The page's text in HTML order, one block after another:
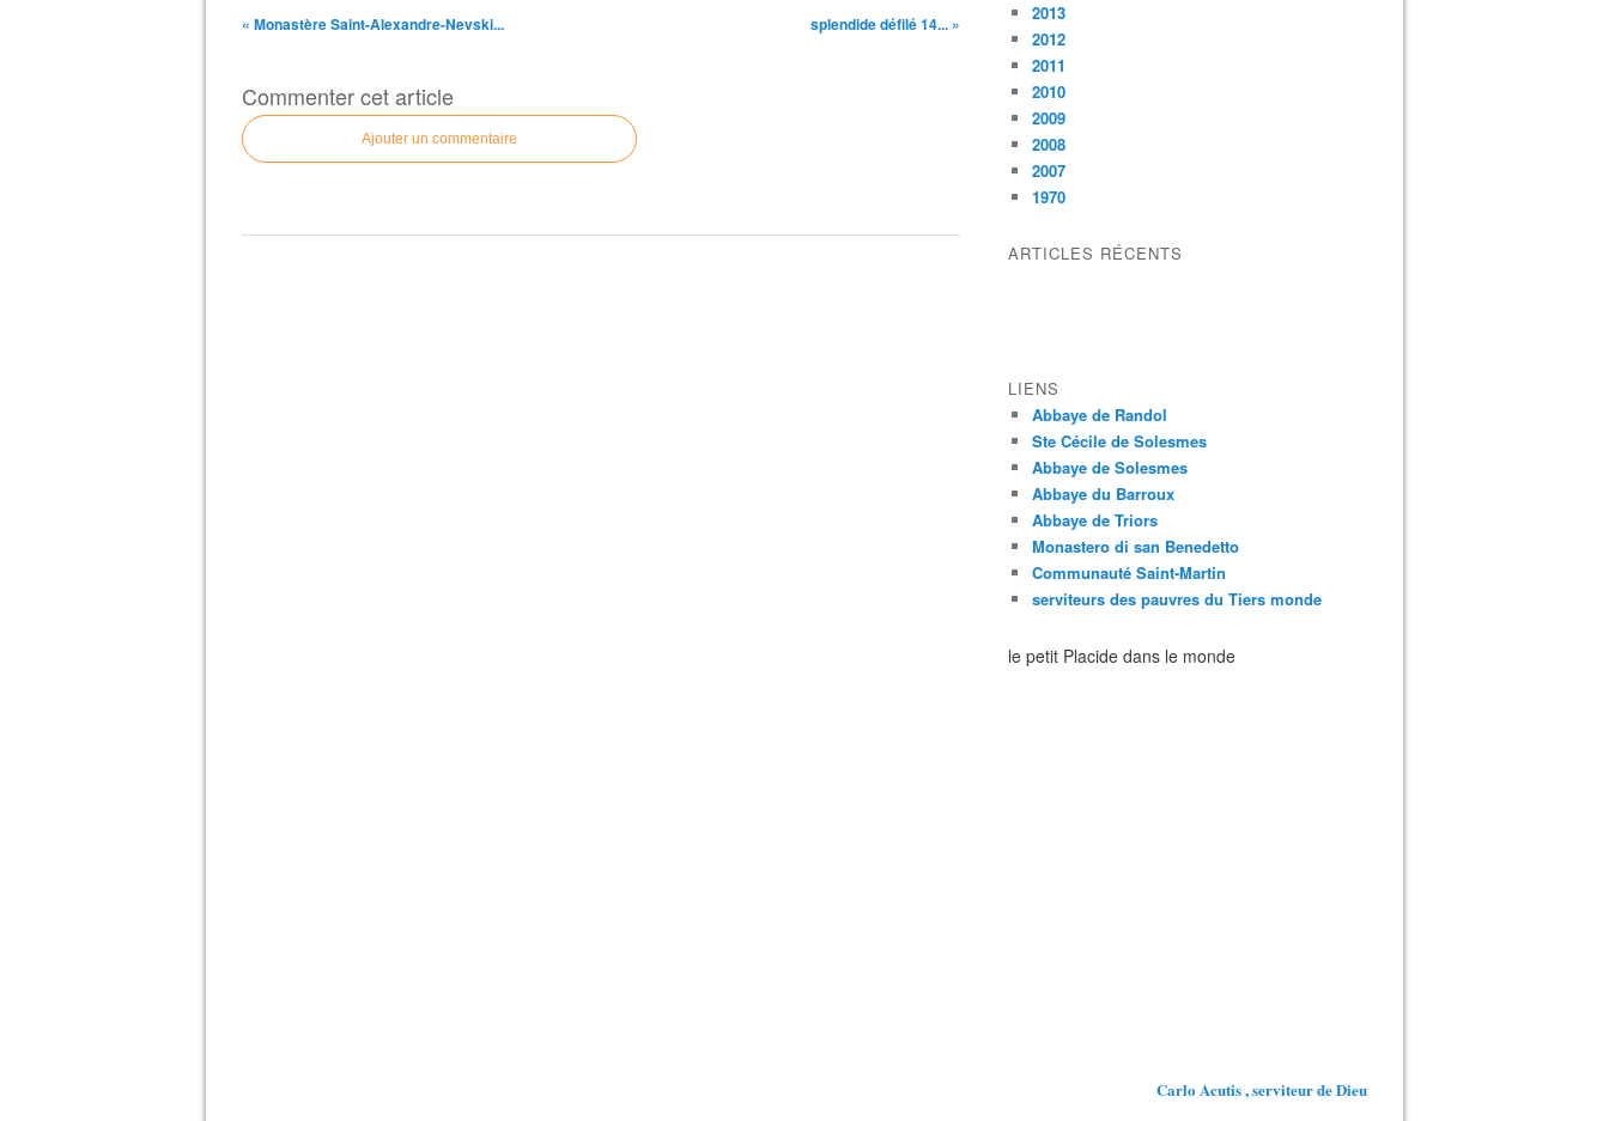
« Monastère Saint-Alexandre-Nevski... splendide défilé 14... »
Commenter cet article
Ajouter un commentaire
2013
2012
2011
2010
2009
2008
2007
1970
ARTICLES RÉCENTS
LIENS
Abbaye de Randol
Ste Cécile de Solesmes
Abbaye de Solesmes
Abbaye du Barroux
Abbaye de Triors
Monastero di san Benedetto
Communauté Saint-Martin
serviteurs des pauvres du Tiers monde
le petit Placide dans le monde
Carlo Acutis , serviteur de Dieu